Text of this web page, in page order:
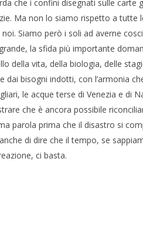
che i confini disegnati sulle carte
Ma non lo siamo rispetto a tutte
Siamo però i soli ad averne
la sfida più importante
della vita, della biologia, delle
dai bisogni indotti, con l’armonia
le acque terse di Venezia e di
che è ancora possibile
parola prima che il disastro si
di dire che il tempo, se
ci basta.